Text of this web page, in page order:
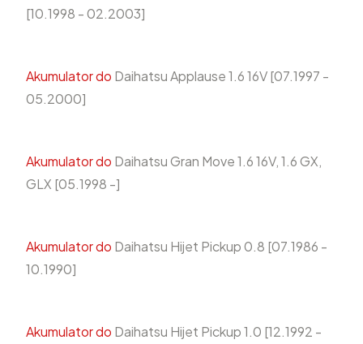
[10.1998 - 02.2003]
Akumulator do Daihatsu Applause 1.6 16V [07.1997 -
05.2000]
Akumulator do Daihatsu Gran Move 1.6 16V, 1.6 GX,
GLX [05.1998 -]
Akumulator do Daihatsu Hijet Pickup 0.8 [07.1986 -
10.1990]
Akumulator do Daihatsu Hijet Pickup 1.0 [12.1992 -